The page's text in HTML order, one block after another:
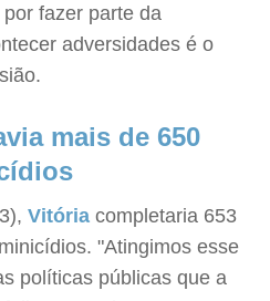
fazer parte da
adversidades é o
mais de 650
Vitória completaria 653
"Atingimos esse
políticas públicas que a